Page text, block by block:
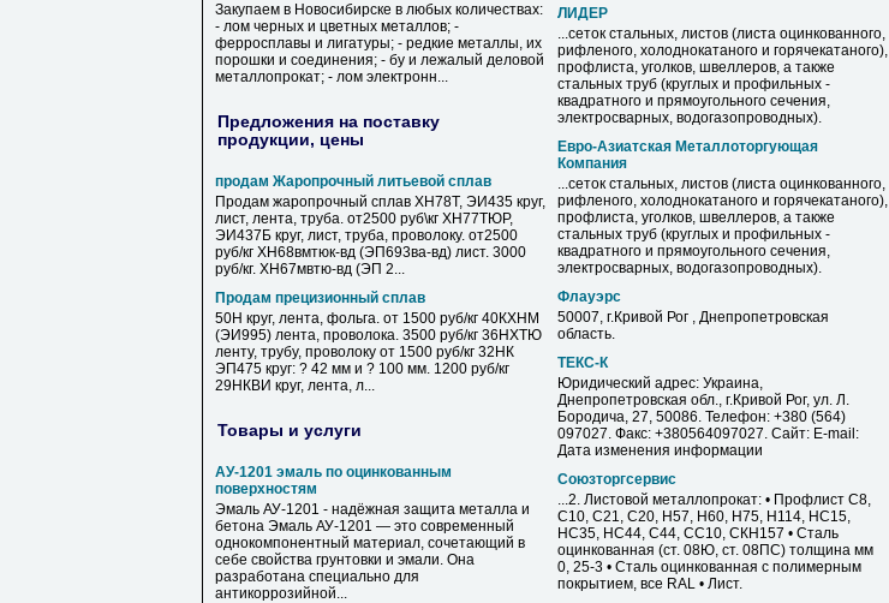
Закупаем в Новосибирске в любых количествах:
- лом черных и цветных металлов; -
ферросплавы и лигатуры; - редкие металлы, их
порошки и соединения; - бу и лежалый деловой
металлопрокат; - лом электронн...
Предложения на поставку
продукции, цены
продам Жаропрочный литьевой сплав
Продам жаропрочный сплав ХН78Т, ЭИ435 круг,
лист, лента, труба. от2500 руб\кг ХН77ТЮР,
ЭИ437Б круг, лист, труба, проволоку. от2500
руб/кг ХН68вмтюк-вд (ЭП693ва-вд) лист. 3000
руб/кг. ХН67мвтю-вд (ЭП 2...
Продам прецизионный сплав
50Н круг, лента, фольга. от 1500 руб/кг 40КХНМ
(ЭИ995) лента, проволока. 3500 руб/кг 36НХТЮ
ленту, трубу, проволоку от 1500 руб/кг 32НК
ЭП475 круг: ? 42 мм и ? 100 мм. 1200 руб/кг
29НКВИ круг, лента, л...
Товары и услуги
АУ-1201 эмаль по оцинкованным
поверхностям
Эмаль АУ-1201 - надёжная защита металла и
бетона Эмаль АУ-1201 — это современный
однокомпонентный материал, сочетающий в
себе свойства грунтовки и эмали. Она
разработана специально для
антикоррозийной...
ЛИДЕР
...сеток стальных, листов (листа оцинкованного,
рифленого, холоднокатаного и горячекатаного),
профлиста, уголков, швеллеров, а также
стальных труб (круглых и профильных -
квадратного и прямоугольного сечения,
электросварных, водогазопроводных).
Евро-Азиатская Металлоторгующая
Компания
...сеток стальных, листов (листа оцинкованного,
рифленого, холоднокатаного и горячекатаного),
профлиста, уголков, швеллеров, а также
стальных труб (круглых и профильных -
квадратного и прямоугольного сечения,
электросварных, водогазопроводных).
Флауэрс
50007, г.Кривой Рог , Днепропетровская
область.
ТЕКС-К
Юридический адрес: Украина,
Днепропетровская обл., г.Кривой Рог, ул. Л.
Бородича, 27, 50086. Телефон: +380 (564)
097027. Факс: +380564097027. Сайт: E-mail:
Дата изменения информации
Союзторгсервис
...2. Листовой металлопрокат: • Профлист С8,
С10, С21, С20, Н57, Н60, Н75, Н114, НС15,
НС35, НС44, С44, СС10, СКН157 • Сталь
оцинкованная (ст. 08Ю, ст. 08ПС) толщина мм
0, 25-3 • Сталь оцинкованная с полимерным
покрытием, все RAL • Лист.